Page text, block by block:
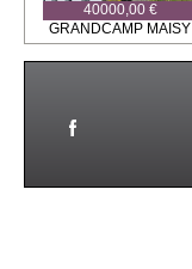
40000,00 €
GRANDCAMP MAISY